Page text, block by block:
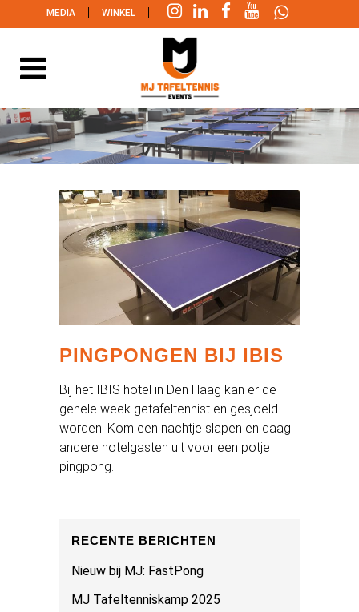
MEDIA | WINKEL |
PINGPONGEN BIJ IBIS
Bij het IBIS hotel in Den Haag kan er de
gehele week getafeltennist en gesjoeld
worden. Kom een nachtje slapen en daag
andere hotelgasten uit voor een potje
pingpong.
RECENTE BERICHTEN
Nieuw bij MJ: FastPong
MJ Tafeltenniskamp 2025